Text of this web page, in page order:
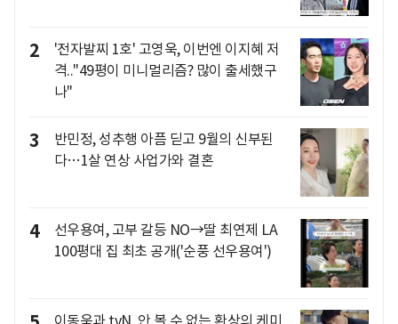
2
'전자발찌 1호' 고영욱, 이번엔 이지혜 저
격.."49평이 미니멀리즘? 많이 출세했구
나"
3
반민정, 성추행 아픔 딛고 9월의 신부된
다…1살 연상 사업가와 결혼
4
선우용여, 고부 갈등 NO→딸 최연제 LA
100평대 집 최초 공개('순풍 선우용여')
이동욱과 tvN, 안 볼 수 없는 환상의 케미